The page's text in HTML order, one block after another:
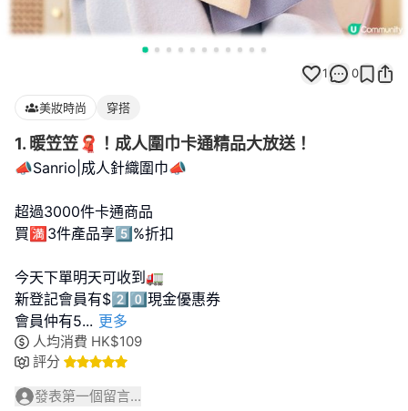
1 0
美妝時尚 穿搭
1. 暖笠笠🧣！成人圍巾卡通精品大放送！
📣Sanrio|成人針織圍巾📣
超過3000件卡通商品
買🈵3件產品享5️⃣%折扣
今天下單明天可收到🚛
新登記會員有$2️⃣0️⃣現金優惠券
會員仲有5️... 更多
人均消費 HK$109
評分
發表第一個留言...